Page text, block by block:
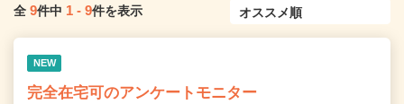
全 9件中 1 - 9件を表示
NEW
完全在宅可のアンケートモニター